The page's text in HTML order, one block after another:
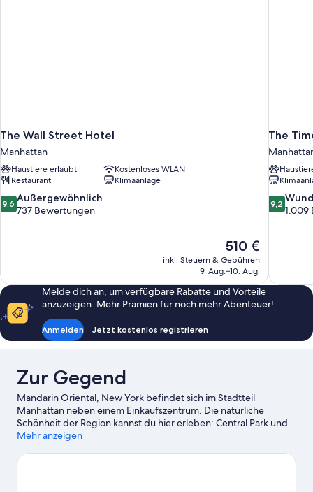
The Wall Street Hotel
Manhattan
Haustiere erlaubt
Kostenloses WLAN
Restaurant
Klimaanlage
9.6
von
9,6 Außergewöhnlich
737 Bewertungen
Der
Preis
beträgt
510 €
inkl. Steuern & Gebühren
9. Aug.–10. Aug.
The
9.2
von
9,2
1.009
Melde dich an, um verfügbare Rabatte und Vorteile
anzuzeigen. Mehr Prämien für noch mehr Abenteuer!
Anmelden Jetzt kostenlos registrieren
Zur Gegend
Mandarin Oriental, New York befindet sich im Stadtteil
Manhattan neben einem Einkaufszentrum. Die natürliche
Schönheit der Region kannst du hier erleben: Central Park und
Bryant Park. Lincoln Center und Radio City Music Hall dagegen
ein spannendes Event? Dann schau doch mal in den
Mehr anzeigen